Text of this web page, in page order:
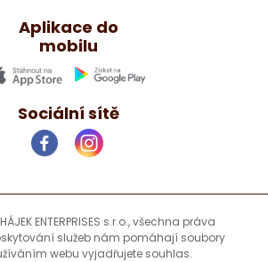
Aplikace do
mobilu
Sociální sítě
ENTERPRISES s.r.o., všechna práva
služeb nám pomáhají soubory
webu vyjadřujete souhlas.